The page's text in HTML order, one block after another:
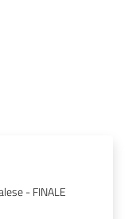
- FINALE